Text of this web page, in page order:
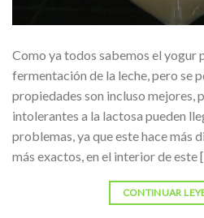
Como ya todos sabemos el yogur
fermentación de la leche, pero se
propiedades son incluso mejores,
intolerantes a la lactosa pueden
problemas, ya que este hace más
más exactos, en el interior de este
CONTINUAR